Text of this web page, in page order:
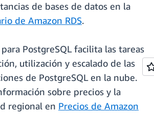
de bases de datos en la
de Amazon RDS.
PostgreSQL facilita las tareas
utilización y escalado de las
de PostgreSQL en la nube.
sobre precios y la
regional en Precios de Amazon